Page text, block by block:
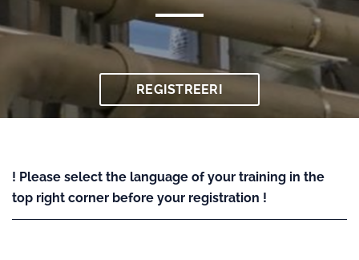
REGISTREERI
! Please select the language of your training in the
top right corner before your registration !